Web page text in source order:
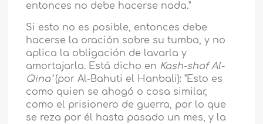
entonces no debe hacerse nada."
Si esto no es posible, entonces debe
hacerse la oración sobre su tumba, y no
aplica la obligación de lavarla y
amortajarla. Está dicho en Kash-shaf Al-
Qina‘(por Al-Bahuti el Hanbali): "Esto es
como quien se ahogó o cosa similar,
como el prisionero de guerra, por lo que
se reza por él hasta pasado un mes, y la